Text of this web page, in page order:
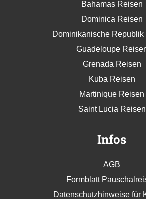
Bahamas Reisen
Dominica Reisen
Dominikanische Republik
Guadeloupe
Grenada Reisen
Kuba Reisen
Martinique Reisen
Saint Lucia Reisen
Infos
AGB
Formblatt
Datenschutzhinweise für